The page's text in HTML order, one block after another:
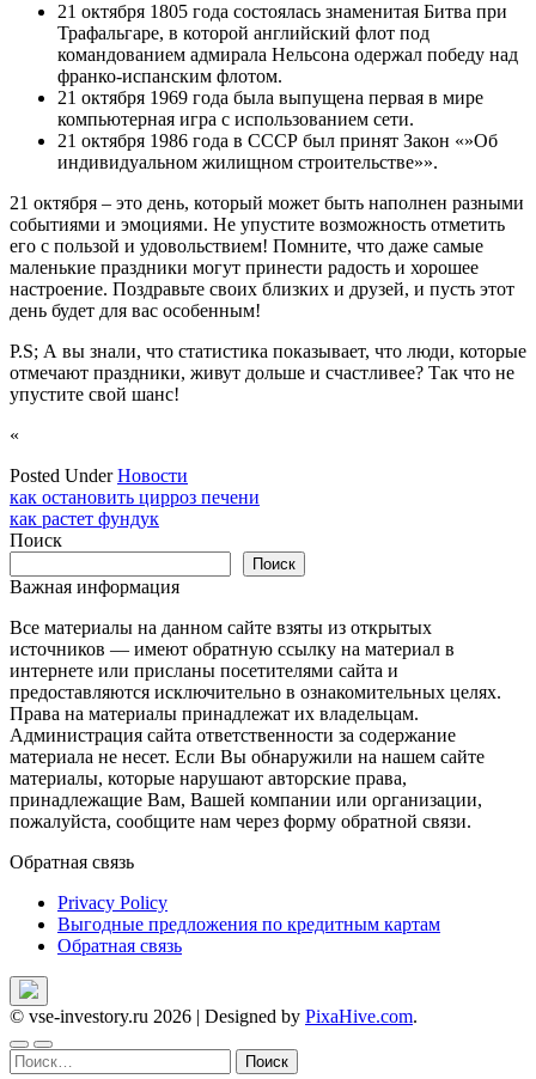
21 октября 1805 года состоялась знаменитая Битва при
Трафальгаре, в которой английский флот под
командованием адмирала Нельсона одержал победу над
франко-испанским флотом.
21 октября 1969 года была выпущена первая в мире
компьютерная игра с использованием сети.
21 октября 1986 года в СССР был принят Закон «»Об
индивидуальном жилищном строительстве»».
21 октября – это день, который может быть наполнен разными
событиями и эмоциями. Не упустите возможность отметить
его с пользой и удовольствием! Помните, что даже самые
маленькие праздники могут принести радость и хорошее
настроение. Поздравьте своих близких и друзей, и пусть этот
день будет для вас особенным!
P.S; А вы знали, что статистика показывает, что люди, которые
отмечают праздники, живут дольше и счастливее? Так что не
упустите свой шанс!
«
Posted UnderНовости
Навигация
по
как остановить цирроз печени
как растет фундук
Поиск
Поиск
Важная информация
Все материалы на данном сайте взяты из открытых
источников — имеют обратную ссылку на материал в
интернете или присланы посетителями сайта и
предоставляются исключительно в ознакомительных целях.
Права на материалы принадлежат их владельцам.
Администрация сайта ответственности за содержание
материала не несет. Если Вы обнаружили на нашем сайте
материалы, которые нарушают авторские права,
принадлежащие Вам, Вашей компании или организации,
пожалуйста, сообщите нам через форму обратной связи.
Обратная связь
Privacy Policy
Выгодные предложения по кредитным картам
Обратная связь
© vse-investory.ru 2026 | Designed by PixaHive.com.
Найти: